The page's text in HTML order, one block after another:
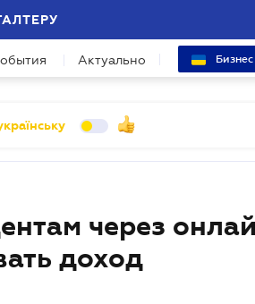
Актуально
через
доход